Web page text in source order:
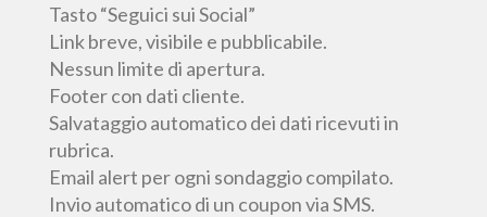
Tasto “Seguici sui Social”
Link breve, visibile e pubblicabile.
Nessun limite di apertura.
Footer con dati cliente.
Salvataggio automatico dei dati ricevuti in
rubrica.
Email alert per ogni sondaggio compilato.
Invio automatico di un coupon via SMS.